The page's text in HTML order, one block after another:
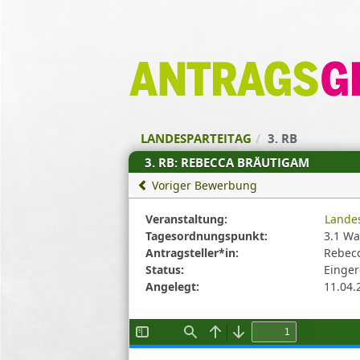
Zur
Startseite
LANDESPARTEITAG
3. RB
3. RB: REBECCA BRÄUTIGAM
Voriger Bewerbung
Diese
Tabelle
beschreibt
den
Status,
Antragstellerin
und
verschiedene
Veranstaltung:
Tagesordnungspunkt:
3.1
Antragsteller*in:
Status:
Angelegt: